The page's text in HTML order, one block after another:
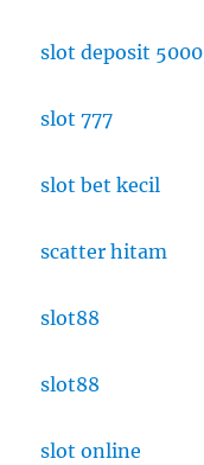
slot deposit 5000
slot 777
slot bet kecil
scatter hitam
slot88
slot88
slot online